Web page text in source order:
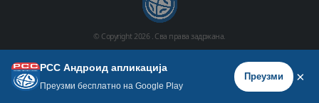
© Copyright2026 . Сва права задржана.
Почетна Историја Фото галерија Видео галерија
РСС Андроид апликација
Преузми бесплатно на Google Play
Преузми ×